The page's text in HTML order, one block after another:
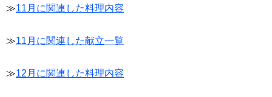
≫11月に関連した料理内容
≫11月に関連した献立一覧
≫12月に関連した料理内容